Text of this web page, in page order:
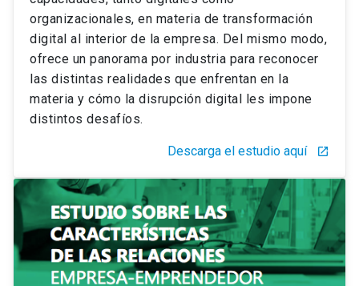
organizacionales, en materia de transformación
digital al interior de la empresa. Del mismo modo,
ofrece un panorama por industria para reconocer
las distintas realidades que enfrentan en la
materia y cómo la disrupción digital les impone
distintos desafíos.
Descarga el estudio aquí launch